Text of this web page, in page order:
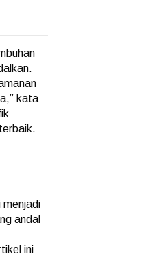
kata
andal
ini